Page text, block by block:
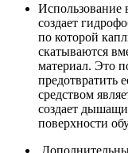
Использование
создает
по которой
скатываются
материал. Это
предотвратить
средством
создает
поверхности